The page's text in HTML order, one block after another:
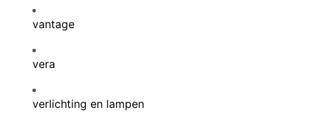
vantage
vera
verlichting en lampen